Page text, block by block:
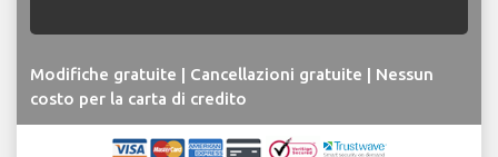
Modifiche gratuite | Cancellazioni gratuite | Nessun
costo per la carta di credito